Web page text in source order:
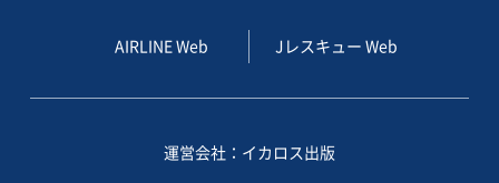
AIRLINE Web Jレスキュー Web
運営会社：イカロス出版